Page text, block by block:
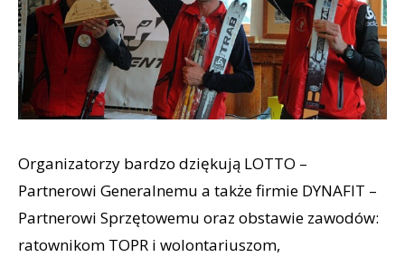
Organizatorzy bardzo dziękują LOTTO –
Partnerowi Generalnemu a także firmie DYNAFIT –
Partnerowi Sprzętowemu oraz obstawie zawodów:
ratownikom TOPR i wolontariuszom,